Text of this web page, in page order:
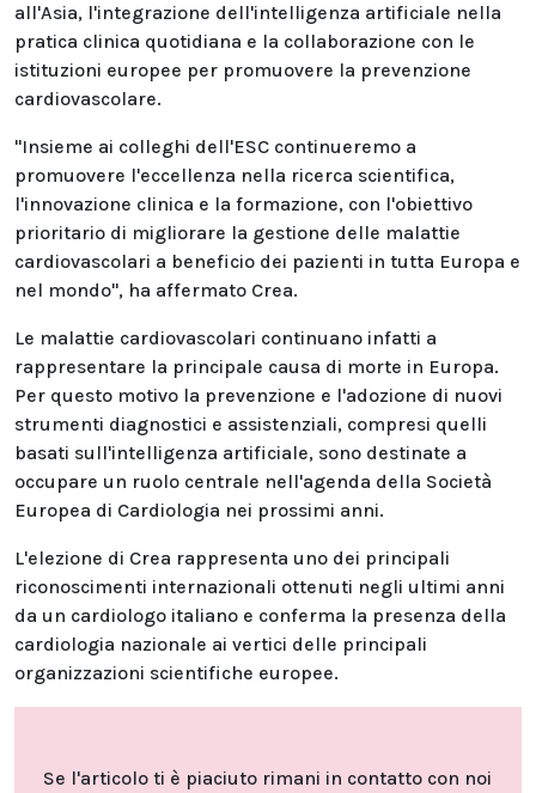
all'Asia, l'integrazione dell'intelligenza artificiale nella
pratica clinica quotidiana e la collaborazione con le
istituzioni europee per promuovere la prevenzione
cardiovascolare.
"Insieme ai colleghi dell'ESC continueremo a
promuovere l'eccellenza nella ricerca scientifica,
l'innovazione clinica e la formazione, con l'obiettivo
prioritario di migliorare la gestione delle malattie
cardiovascolari a beneficio dei pazienti in tutta Europa e
nel mondo", ha affermato Crea.
Le malattie cardiovascolari continuano infatti a
rappresentare la principale causa di morte in Europa.
Per questo motivo la prevenzione e l'adozione di nuovi
strumenti diagnostici e assistenziali, compresi quelli
basati sull'intelligenza artificiale, sono destinate a
occupare un ruolo centrale nell'agenda della Società
Europea di Cardiologia nei prossimi anni.
L'elezione di Crea rappresenta uno dei principali
riconoscimenti internazionali ottenuti negli ultimi anni
da un cardiologo italiano e conferma la presenza della
cardiologia nazionale ai vertici delle principali
organizzazioni scientifiche europee.
Se l'articolo ti è piaciuto rimani in contatto con noi